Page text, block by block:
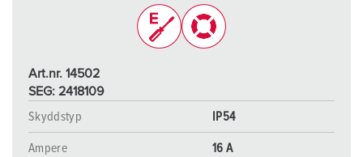
Art.nr. 14502
SEG: 2418109
Skyddstyp
IP54
Ampere 16 A